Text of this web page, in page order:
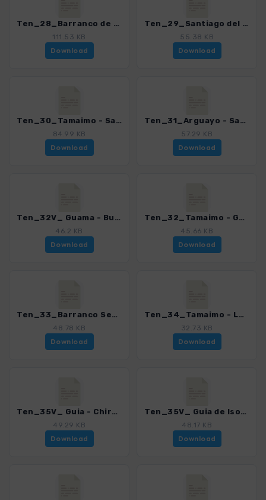
Ten_28_Barranco de Masca_4016_21.gpx
111.53 KB
Download
Ten_29_Santiago del Teide - Masca_4016_21.gpx
55.38 KB
Download
Ten_30_Tamaimo - Santiago del Teide_4016_21.gpx
84.99 KB
Download
Ten_31_Arguayo - Santiago_4016_21.gpx
57.29 KB
Download
Ten_32V_ Guama - Bujero_4016_21.gpx
46.2 KB
Download
Ten_32_Tamaimo - Guama_4016_21.gpx
45.66 KB
Download
Ten_33_Barranco Seco_4016_21.gpx
48.78 KB
Download
Ten_34_Tamaimo - Los Gigantes_4016_21.gpx
32.73 KB
Download
Ten_35V_ Guia - Chirche - Finca Ramallo_4016_21.gpx
49.29 KB
Download
Ten_35V_ Guia de Isora - Chirche_4016_21.gpx
48.17 KB
Download